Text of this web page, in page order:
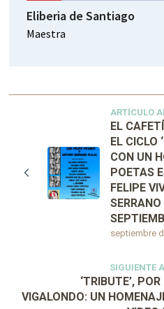
Eliberia de Santiago
Maestra
ARTÍCULO
septiembre
EL
EL CICLO
CON UN
POETAS
FELIPE
SIGUIENTE
‘TRIBUTE’,
VIGALONDO: UN